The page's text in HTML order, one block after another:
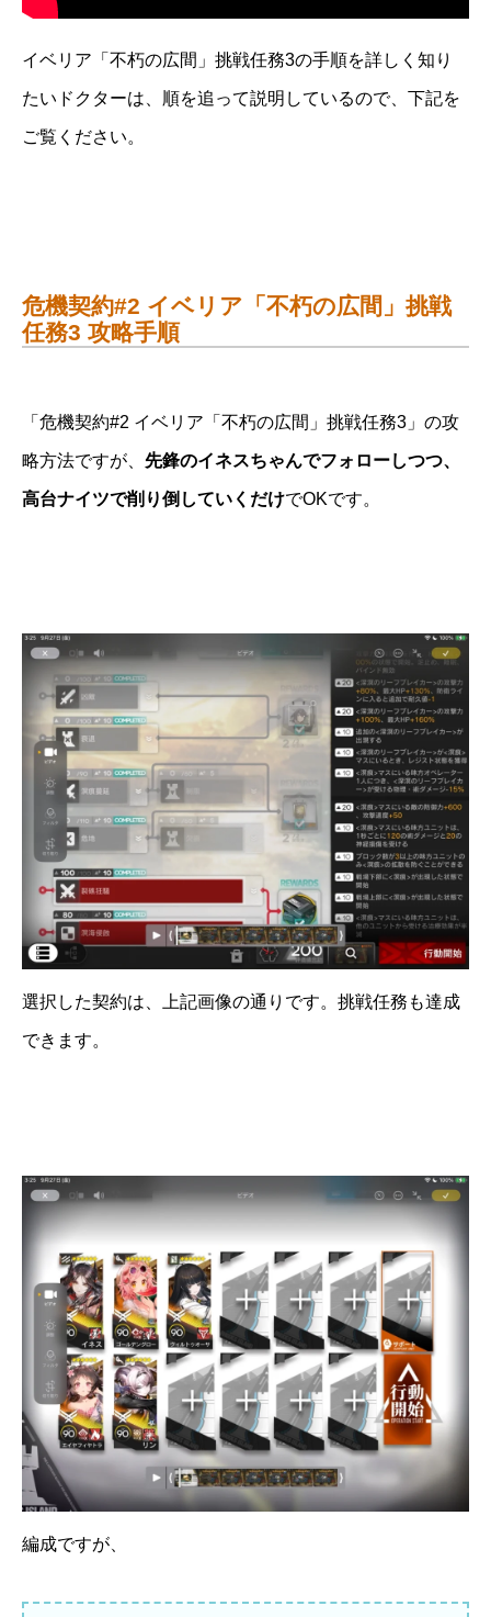
イベリア「不朽の広間」挑戦任務3の手順を詳しく知り
たいドクターは、順を追って説明しているので、下記を
ご覧ください。
危機契約#2 イベリア「不朽の広間」挑戦
任務3 攻略手順
「危機契約#2 イベリア「不朽の広間」挑戦任務3」の攻
略方法ですが、 先鋒のイネスちゃんでフォローしつつ、
高台ナイツで削り倒していくだけでOKです。
選択した契約は、上記画像の通りです。挑戦任務も達成
できます。
編成ですが、